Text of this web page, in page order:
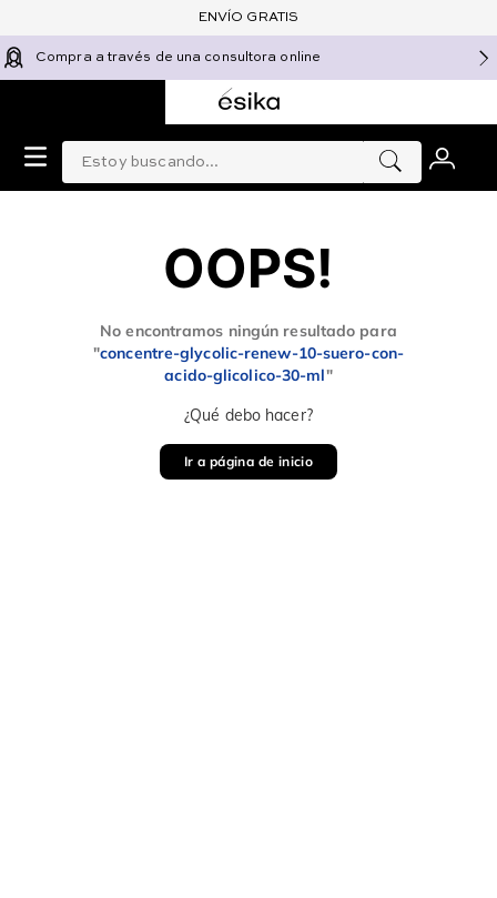
Compra a través de una consultora online
Estoy buscando...
ENVÍO GRATIS
OOPS!
No encontramos ningún resultado para
"concentre-glycolic-renew-10-suero-con-
acido-glicolico-30-ml"
¿Qué debo hacer?
Ir a página de inicio